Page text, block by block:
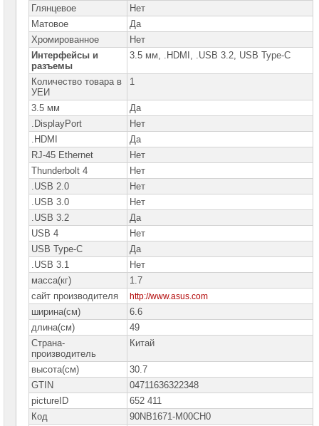
Глянцевое
Нет
Матовое
Да
Хромированное
Нет
Интерфейсы и
разъемы
3.5 мм, .HDMI, .USB 3.2, USB Type-C
Количество товара в
УЕИ
1
3.5 мм
Да
.DisplayPort
Нет
.HDMI
Да
RJ-45 Ethernet
Нет
Thunderbolt 4
Нет
.USB 2.0
Нет
.USB 3.0
Нет
.USB 3.2
Да
USB 4
Нет
USB Type-C
Да
.USB 3.1
Нет
масса(кг)
1.7
сайт производителя
http://www.asus.com
ширина(см)
6.6
длина(см)
49
Страна-
производитель
Китай
высота(см)
30.7
GTIN
04711636322348
pictureID
652 411
Код
90NB1671-M00CH0